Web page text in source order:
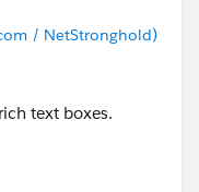
/ NetStronghold)
text boxes.